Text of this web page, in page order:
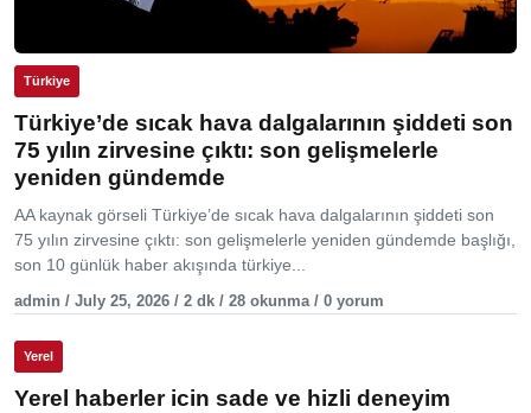
Türkiye
Türkiye’de sıcak hava dalgalarının şiddeti son
75 yılın zirvesine çıktı: son gelişmelerle
yeniden gündemde
AA kaynak görseli Türkiye’de sıcak hava dalgalarının şiddeti son
75 yılın zirvesine çıktı: son gelişmelerle yeniden gündemde başlığı,
son 10 günlük haber akışında türkiye...
admin / July 25, 2026 / 2 dk / 28 okunma / 0 yorum
Yerel
Yerel haberler icin sade ve hizli deneyim